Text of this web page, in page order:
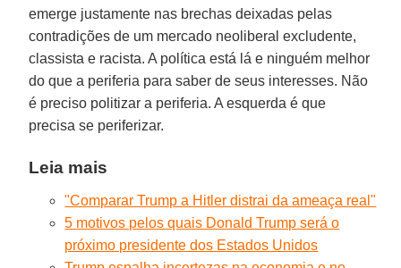
emerge justamente nas brechas deixadas pelas
contradições de um mercado neoliberal excludente,
classista e racista. A política está lá e ninguém melhor
do que a periferia para saber de seus interesses. Não
é preciso politizar a periferia. A esquerda é que
precisa se periferizar.
Leia mais
"Comparar Trump a Hitler distrai da ameaça real"
5 motivos pelos quais Donald Trump será o
próximo presidente dos Estados Unidos